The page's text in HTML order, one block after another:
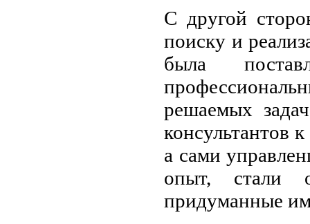
С другой
поиску и
была
решаемых
консультантов
а сами
опыт, стали
придуманные